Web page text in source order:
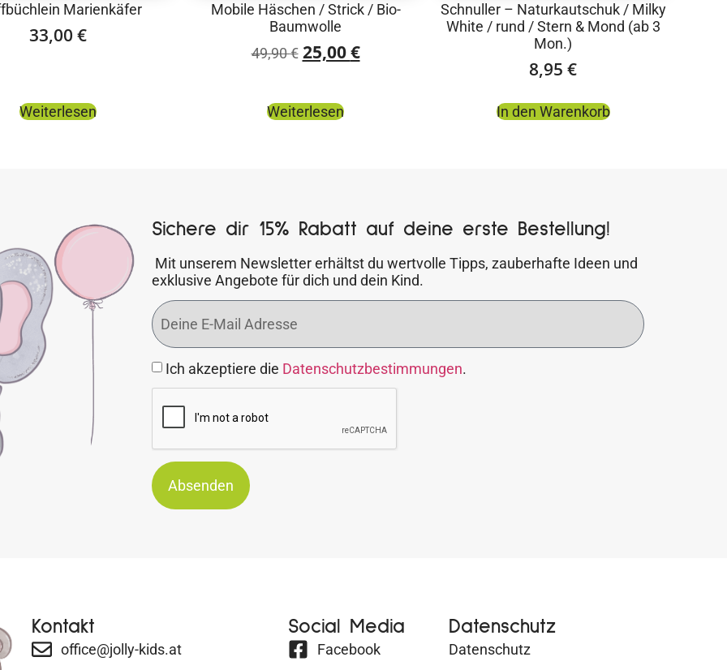
Marienkäfer
33,00 €
Weiterlesen
Mobile Häschen / Strick / Bio-
Baumwolle
49,90€ 25,00€
Weiterlesen
Schnuller – Naturkautschuk / Milky
White / rund / Stern & Mond (ab 3
Mon.)
8,95 €
In den Warenkorb
Sichere dir 15% Rabatt auf deine erste Bestellung!
Mit unserem Newsletter erhältst du wertvolle Tipps, zauberhafte Ideen und
exklusive Angebote für dich und dein Kind.
Ich akzeptiere die Datenschutzbestimmungen.
Absenden
Kontakt
office@jolly-kids.at
Social Media
Facebook
Datenschutz
Datenschutz